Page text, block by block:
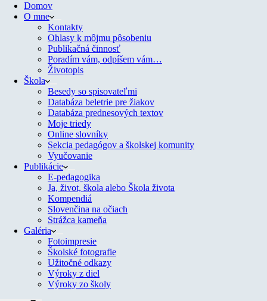
Domov
O mne
Kontakty
Ohlasy k môjmu pôsobeniu
Publikačná činnosť
Poradím vám, odpíšem vám…
Životopis
Škola
Besedy so spisovateľmi
Databáza beletrie pre žiakov
Databáza prednesových textov
Moje triedy
Online slovníky
Sekcia pedagógov a školskej komunity
Vyučovanie
Publikácie
E-pedagogika
Ja, život, škola alebo Škola života
Kompendiá
Slovenčina na očiach
Strážca kameňa
Galéria
Fotoimpresie
Školské fotografie
Užitočné odkazy
Výroky z diel
Výroky zo školy